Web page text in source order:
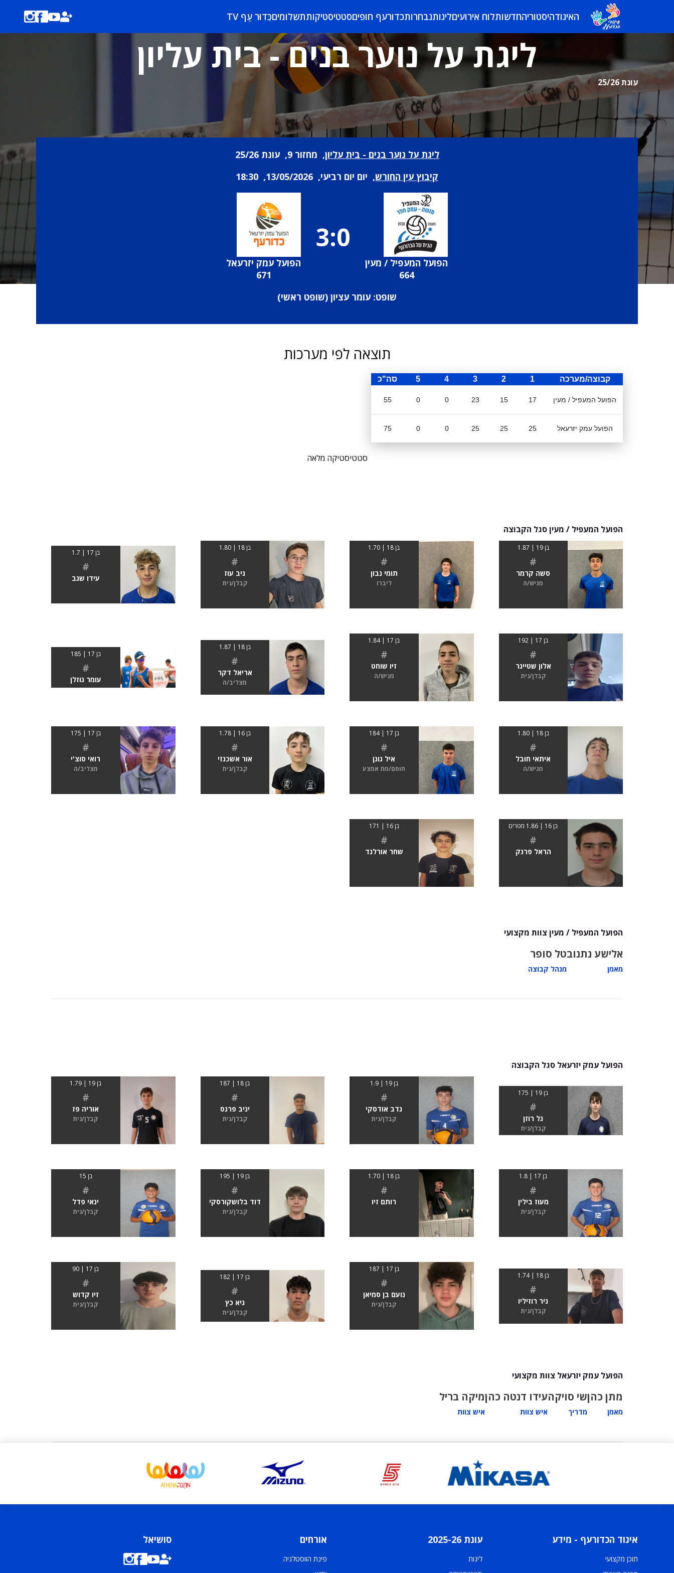
האיגודהיסטוריהחדשותלוח אירועיםליגותנבחרותכדורעף חופיםסטטיסטיקותתשלומיםכַּדוּר עָף TV
ליגת על נוער בנים - בית עליון
עונת 25/26
ליגת על נוער בנים - בית עליון, מחזור 9, עונת 25/26
קיבוץ עין החורש, יום יום רביעי, 13/05/2026, 18:30
הפועל המעפיל / מעין
664
3:0
הפועל עמק יזרעאל
671
שופט: עומר עציון (שופט ראשי)
תוצאה לפי מערכות
קבוצה/מערכה 1
2
3
4
5 סה"כ
הפועל המעפיל / מעין 17
15
23
0
0
55
הפועל עמק יזרעאל 25
25
25
0
0
75
סטטיסטיקה מלאה
הפועל המעפיל / מעין סגל הקבוצה
בן 19 | 1.87
#
סשה קרמר
מגיש/ה
בן 18 | 1.70
#
תומי נבון
ליברו
בן 18 | 1.80
#
ניב עוז
קבלן/נית
בן 17 | 1.7
#
עידו שגב
בן 17 | 192
#
אלון שטיינר
קבלן/נית
בן 17 | 1.84
#
זיו שוחט
מגיש/ה
בן 18 | 1.87
#
אריאל דקר
מצליב/ה
בן 17 | 185
#
עומר גוזלן
בן 18 | 1.80
#
איתאי חובל
מגיש/ה
בן 17 | 184
#
איל גונן
חוסם/מת אמצע
בן 16 | 1.78
#
אור אשכנזי
קבלן/נית
בן 17 | 175
#
רואי סוצ'י
מצליב/ה
בן 16 | 1.86 מטרים
#
הראל פרנק
בן 16 | 171
#
שחר אורלנד
הפועל המעפיל / מעין צוות מקצועי
אלישע נתנוב
מאמן
טל סופר
מנהל קבוצה
הפועל עמק יזרעאל סגל הקבוצה
בן 19 | 175
#
גל רוזן
קבלן/נית
בן 19 | 1.9
#
נדב אודסקי
קבלן/נית
בן 18 | 187
#
יניב פרנס
קבלן/נית
בן 19 | 1.79
#
אוריה פז
קבלן/נית
בן 17 | 1.8
#
מעוז בילין
קבלן/נית
בן 18 | 1.70
#
רותם זיו
בן 19 | 195
#
דוד בלושקורסקי
קבלן/נית
בן 15
#
ינאי פדל
קבלן/נית
בן 18 | 1.74
#
ניר רוזיליו
קבלן/נית
בן 17 | 187
#
נועם בן סמיאן
קבלן/נית
בן 17 | 182
#
גיא כץ
קבלן/נית
בן 17 | 90
#
זיו קדוש
קבלן/נית
הפועל עמק יזרעאל צוות מקצועי
מתן כהן
מאמן
שי סויקה
מדריך
עידו דנטה כהן
איש צוות
מיקה בריל
איש צוות
איגוד הכדורעף - מידע
תוכן מקצועי
עונת 2025-26
ליגות
אורחים
פינת הווסטלגיה
סושיאל